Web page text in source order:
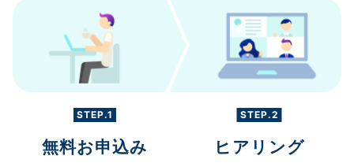
STEP.1
無料お申込み
STEP.2
ヒアリング